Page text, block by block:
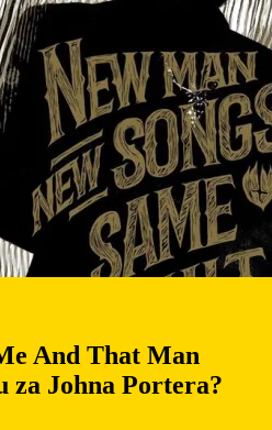
And That Man
za Johna Portera?